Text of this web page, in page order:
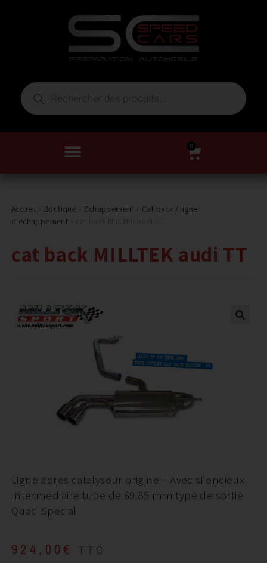
0
Accueil Boutique Echappement
Cat back / ligne
d'echappement
cat back MILLTEK audi TT
Ligne apres catalyseur origine – Avec silencieux
Intermediaire tube de 69.85 mm type de sortie
Quad Special
924,00 € TTC